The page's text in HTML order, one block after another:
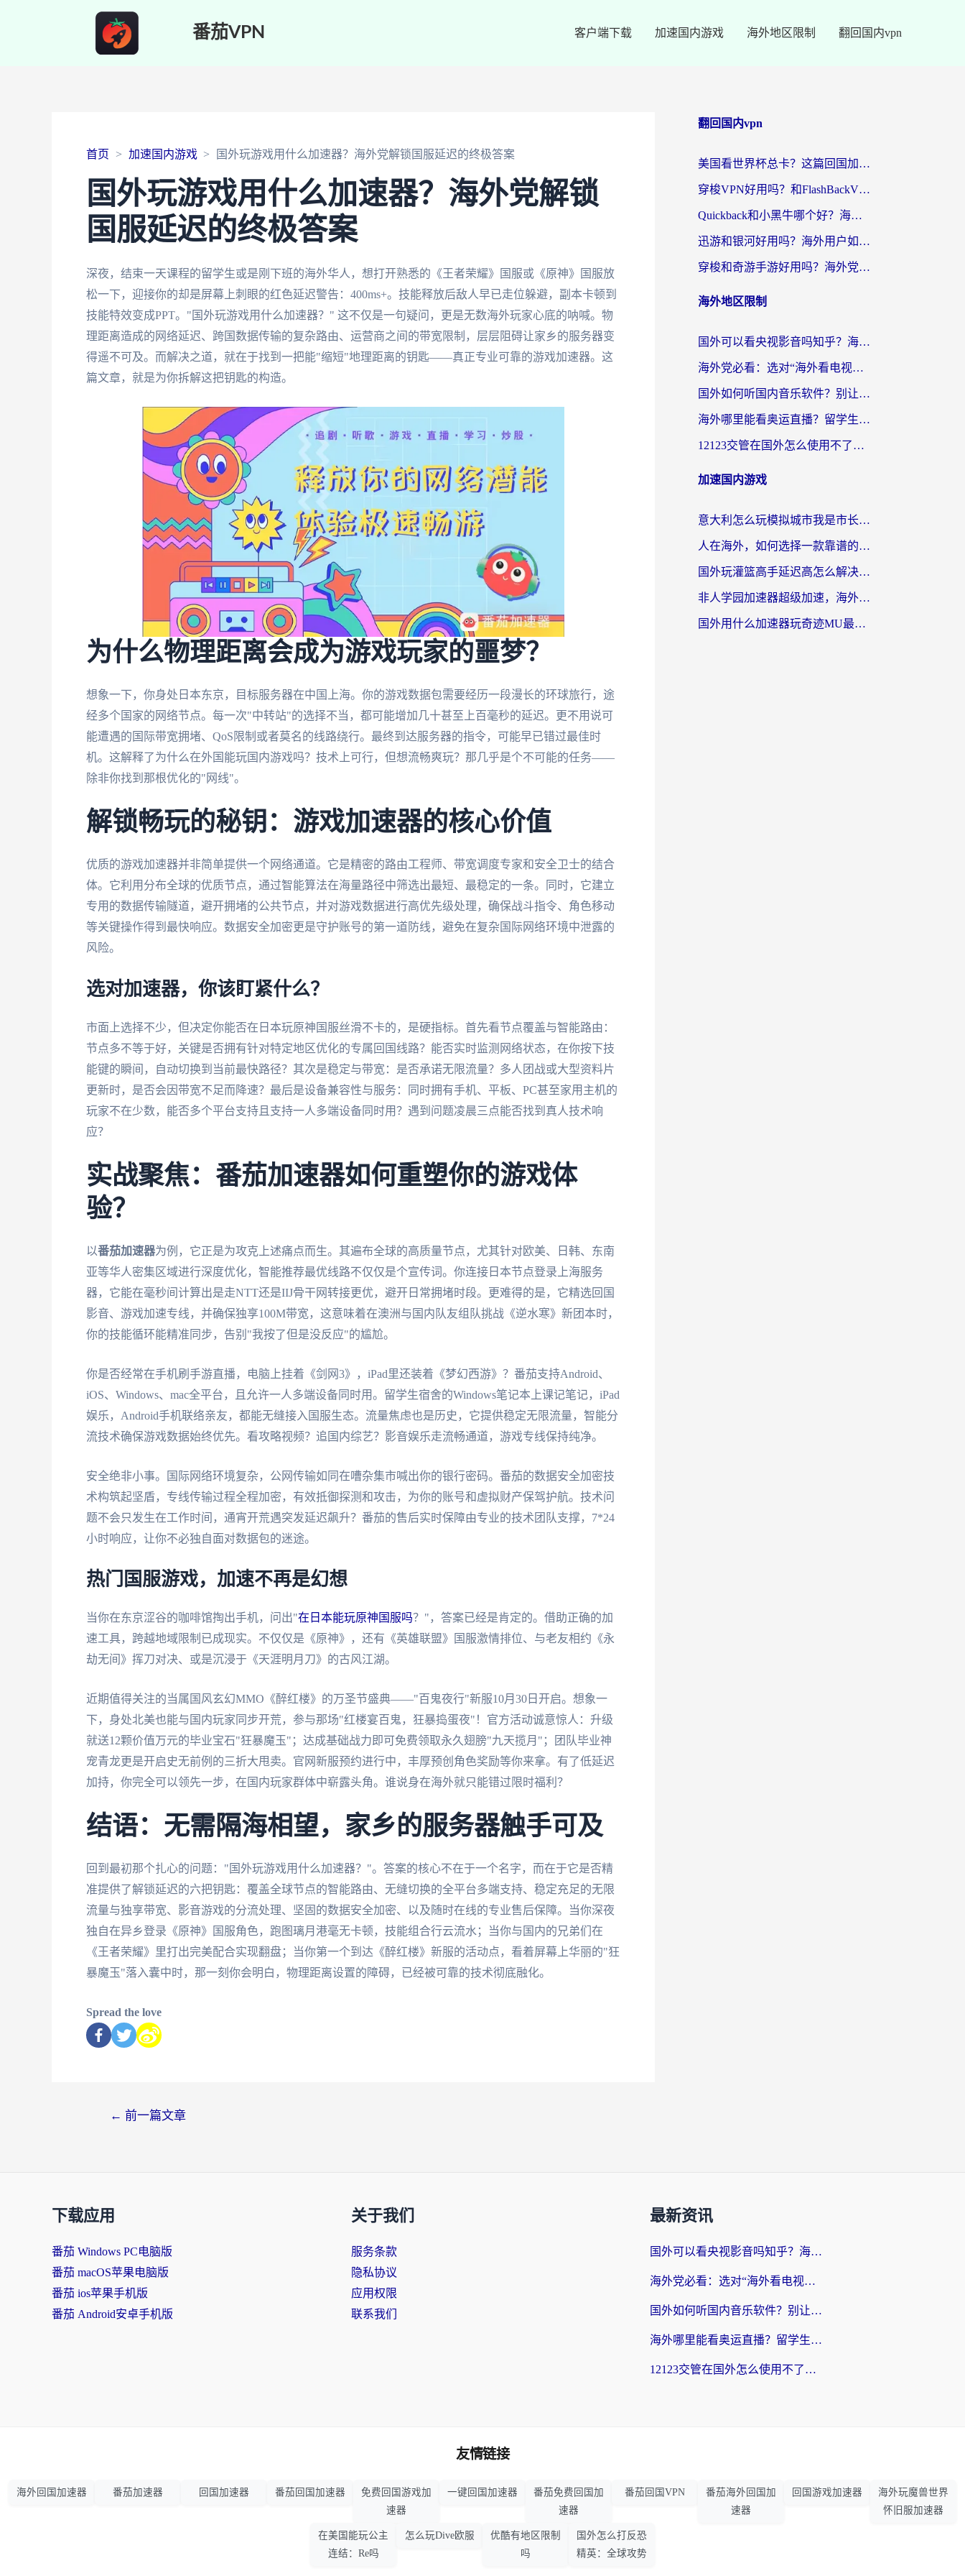
番茄VPN 客户端下载 加速国内游戏 海外地区限制 翻回国内vpn
首页 加速国内游戏 国外玩游戏用什么加速器？海外党解锁国服延迟的终极答案
国外玩游戏用什么加速器？海外党解锁
国服延迟的终极答案
深夜，结束一天课程的留学生或是刚下班的海外华人，想打开熟悉的《王者荣耀》国服或《原神》国服放
松一下，迎接你的却是屏幕上刺眼的红色延迟警告：400ms+。技能释放后敌人早已走位躲避，副本卡顿到
技能特效变成PPT。"国外玩游戏用什么加速器？" 这不仅是一句疑问，更是无数海外玩家心底的呐喊。物
理距离造成的网络延迟、跨国数据传输的复杂路由、运营商之间的带宽限制，层层阻碍让家乡的服务器变
得遥不可及。而解决之道，就在于找到一把能"缩短"地理距离的钥匙——真正专业可靠的游戏加速器。这
篇文章，就是为你拆解这把钥匙的构造。
为什么物理距离会成为游戏玩家的噩梦？
想象一下，你身处日本东京，目标服务器在中国上海。你的游戏数据包需要经历一段漫长的环球旅行，途
经多个国家的网络节点。每一次"中转站"的选择不当，都可能增加几十甚至上百毫秒的延迟。更不用说可
能遭遇的国际带宽拥堵、QoS限制或者莫名的线路绕行。最终到达服务器的指令，可能早已错过最佳时
机。这解释了为什么在外国能玩国内游戏吗？技术上可行，但想流畅爽玩？那几乎是个不可能的任务——
除非你找到那根优化的"网线"。
解锁畅玩的秘钥：游戏加速器的核心价值
优质的游戏加速器并非简单提供一个网络通道。它是精密的路由工程师、带宽调度专家和安全卫士的结合
体。它利用分布全球的优质节点，通过智能算法在海量路径中筛选出最短、最稳定的一条。同时，它建立
专用的数据传输隧道，避开拥堵的公共节点，并对游戏数据进行高优先级处理，确保战斗指令、角色移动
等关键操作得到最快响应。数据安全加密更是守护账号的第一道防线，避免在复杂国际网络环境中泄露的
风险。
选对加速器，你该盯紧什么？
市面上选择不少，但决定你能否在日本玩原神国服丝滑不卡的，是硬指标。首先看节点覆盖与智能路由：
节点多不等于好，关键是否拥有针对特定地区优化的专属回国线路？能否实时监测网络状态，在你按下技
能键的瞬间，自动切换到当前最快路径？其次是稳定与带宽：是否承诺无限流量？多人团战或大型资料片
更新时，是否会因带宽不足而降速？最后是设备兼容性与服务：同时拥有手机、平板、PC甚至家用主机的
玩家不在少数，能否多个平台支持且支持一人多端设备同时用？遇到问题凌晨三点能否找到真人技术响
应？
实战聚焦：番茄加速器如何重塑你的游戏体
验？
以番茄加速器为例，它正是为攻克上述痛点而生。其遍布全球的高质量节点，尤其针对欧美、日韩、东南
亚等华人密集区域进行深度优化，智能推荐最优线路不仅仅是个宣传词。你连接日本节点登录上海服务
器，它能在毫秒间计算出是走NTT还是IIJ骨干网转接更优，避开日常拥堵时段。更难得的是，它精选回国
影音、游戏加速专线，并确保独享100M带宽，这意味着在澳洲与国内队友组队挑战《逆水寒》新团本时，
你的技能循环能精准同步，告别"我按了但是没反应"的尴尬。
你是否经常在手机刷手游直播，电脑上挂着《剑网3》，iPad里还装着《梦幻西游》？番茄支持Android、
iOS、Windows、mac全平台，且允许一人多端设备同时用。留学生宿舍的Windows笔记本上课记笔记，iPad
娱乐，Android手机联络亲友，都能无缝接入国服生态。流量焦虑也是历史，它提供稳定无限流量，智能分
流技术确保游戏数据始终优先。看攻略视频？追国内综艺？影音娱乐走流畅通道，游戏专线保持纯净。
安全绝非小事。国际网络环境复杂，公网传输如同在嘈杂集市喊出你的银行密码。番茄的数据安全加密技
术构筑起坚盾，专线传输过程全程加密，有效抵御探测和攻击，为你的账号和虚拟财产保驾护航。技术问
题不会只发生在工作时间，通宵开荒遇突发延迟飙升？番茄的售后实时保障由专业的技术团队支撑，7*24
小时响应，让你不必独自面对数据包的迷途。
热门国服游戏，加速不再是幻想
当你在东京涩谷的咖啡馆掏出手机，问出"在日本能玩原神国服吗？"，答案已经是肯定的。借助正确的加
速工具，跨越地域限制已成现实。不仅仅是《原神》，还有《英雄联盟》国服激情排位、与老友相约《永
劫无间》挥刀对决、或是沉浸于《天涯明月刀》的古风江湖。
近期值得关注的当属国风玄幻MMO《醉红楼》的万圣节盛典——"百鬼夜行"新服10月30日开启。想象一
下，身处北美也能与国内玩家同步开荒，参与那场"红楼宴百鬼，狂暴捣蛋夜"！官方活动诚意惊人：升级
就送12颗价值万元的毕业宝石"狂暴魔玉"；达成基础战力即可免费领取永久翅膀"九天揽月"；团队毕业神
宠青龙更是开启史无前例的三折大甩卖。官网新服预约进行中，丰厚预创角色奖励等你来拿。有了低延迟
加持，你完全可以领先一步，在国内玩家群体中崭露头角。谁说身在海外就只能错过限时福利？
结语：无需隔海相望，家乡的服务器触手可及
回到最初那个扎心的问题："国外玩游戏用什么加速器？"。答案的核心不在于一个名字，而在于它是否精
准提供了解锁延迟的六把钥匙：覆盖全球节点的智能路由、无缝切换的全平台多端支持、稳定充足的无限
流量与独享带宽、影音游戏的分流处理、坚固的数据安全加密、以及随时在线的专业售后保障。当你深夜
独自在异乡登录《原神》国服角色，跑图璃月港毫无卡顿，技能组合行云流水；当你与国内的兄弟们在
《王者荣耀》里打出完美配合实现翻盘；当你第一个到达《醉红楼》新服的活动点，看着屏幕上华丽的"狂
暴魔玉"落入囊中时，那一刻你会明白，物理距离设置的障碍，已经被可靠的技术彻底融化。
Spread the love
← 前一篇文章
翻回国内vpn
美国看世界杯总卡？这篇回国加速器指南帮你无缝刷国内资源（附苹果手机VPN设置步骤）
穿梭VPN好用吗？和FlashBackVPN对比哪个回国效果更好？
Quickback和小黑牛哪个好？海外党亲测指南，选对回国加速器秒回国内
迅游和银河好用吗？海外用户如何选择回国加速器实现无缝访问国内资源
穿梭和奇游手游好用吗？海外党亲测3款回国加速器，附蜜蜂加速器七天试用攻略
海外地区限制
国外可以看央视影音吗知乎？海外党亲测有效的回国加速方案
海外党必看：选对“海外看电视剧软件”，再也不用愁国内剧刷不了
国外如何听国内音乐软件？别让地域限制，断了你的中文歌单
海外哪里能看奥运直播？留学生&海外华人必看的体育赛事观赛终极指南
12123交管在国外怎么使用不了？海外华人必看的无缝访问国内资源指南
加速国内游戏
意大利怎么玩模拟城市我是市长？海外党国服游戏加速终极攻略（附三国3量子特攻解决办法）
人在海外，如何选择一款靠谱的玩剑灵2加速器？
国外玩灌篮高手延迟高怎么解决？海外玩家国服游戏加速终极指南
非人学园加速器超级加速，海外玩家重返国服的通行证
国外用什么加速器玩奇迹MU最好？2026海外玩家国服游戏加速全攻略
下载应用
番茄 Windows PC电脑版
番茄 macOS苹果电脑版
番茄 ios苹果手机版
番茄 Android安卓手机版
关于我们
服务条款
隐私协议
应用权限
联系我们
最新资讯
国外可以看央视影音吗知乎？海外党亲测有效的回国加速方案
海外党必看：选对“海外看电视剧软件”，再也不用愁国内剧刷不了
国外如何听国内音乐软件？别让地域限制，断了你的中文歌单
海外哪里能看奥运直播？留学生&海外华人必看的体育赛事观赛终极指南
12123交管在国外怎么使用不了？海外华人必看的无缝访问国内资源指南
友情链接
海外回国加速器 番茄加速器 回国加速器 番茄回国加速器
免费回国游戏加
速器
一键回国加速器
番茄免费回国加
速器
番茄回国VPN
番茄海外回国加
速器
回国游戏加速器
海外玩魔兽世界
怀旧服加速器
在美国能玩公主
连结：Re吗
怎么玩Dive欧服
优酷有地区限制
吗
国外怎么打反恐
精英：全球攻势